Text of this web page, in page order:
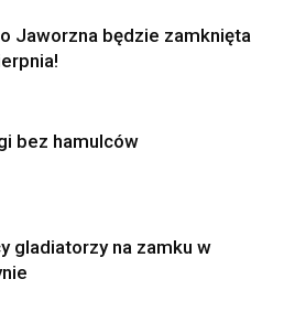
Jaworzna będzie zamknięta
bez hamulców
gladiatorzy na zamku w